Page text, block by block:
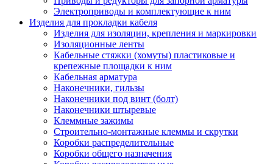
Электроприводы и комплектующие к ним
Изделия для прокладки кабеля
Изделия для изоляции, крепления и маркировки
Изоляционные ленты
Кабельные стяжки (хомуты) пластиковые и
крепежные площадки к ним
Кабельная арматура
Наконечники, гильзы
Наконечники под винт (болт)
Наконечники штыревые
Клеммные зажимы
Строительно-монтажные клеммы и скрутки
Коробки распределительные
Коробки общего назначения